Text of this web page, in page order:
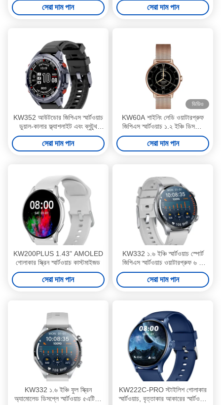
সেরা দাম পান সেরা দাম পান
KW352 আউটডোর জিপিএস স্মার্টওয়াচ
ডুয়াল-কালার ফ্ল্যাশলাইট এবং ব্লুটুথ
ইন্টারকম সহ
সেরা দাম পান
ভিডিও
KW60A শাইনিং লেডি ওয়াটারপ্রুফ
জিপিএস স্মার্টওয়াচ ১.২ ইঞ্চি ডিসপ্লে
স্মার্টওয়াচ AMOLED
সেরা দাম পান
KW200PLUS 1.43" AMOLED
গোলাকার স্ক্রিন স্মার্টওয়াচ কাস্টমাইজড
সেরা দাম পান
KW332 ১.৬ ইঞ্চি স্মার্টওয়াচ স্পোর্ট
জিপিএস স্মার্টওয়াচ ওয়াটারপ্রুফ ৬ টি
স্যাটেলাইট সহ
সেরা দাম পান
KW332 ১.৬ ইঞ্চি ফুল স্ক্রিন
অ্যামোলেড ডিসপ্লে স্মার্টওয়াচ ৫এটিএম
KW222C-PRO স্টাইলিশ গোলাকার
স্মার্টওয়াচ, বৃত্তাকার আকারের স্মার্টওয়াচ